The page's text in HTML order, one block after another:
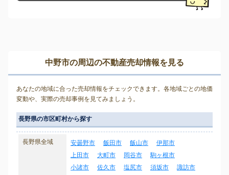
中野市の周辺の不動産売却情報を見る
あなたの地域に合った売却情報をチェックできます。各地域ごとの地価
変動や、実際の売却事例を見てみましょう。
長野県の市区町村から探す
長野県全域 安曇野市 飯田市 飯山市
伊那市
上田市
大町市 岡谷市
駒ヶ根市
小諸市
佐久市 塩尻市 須坂市
諏訪市